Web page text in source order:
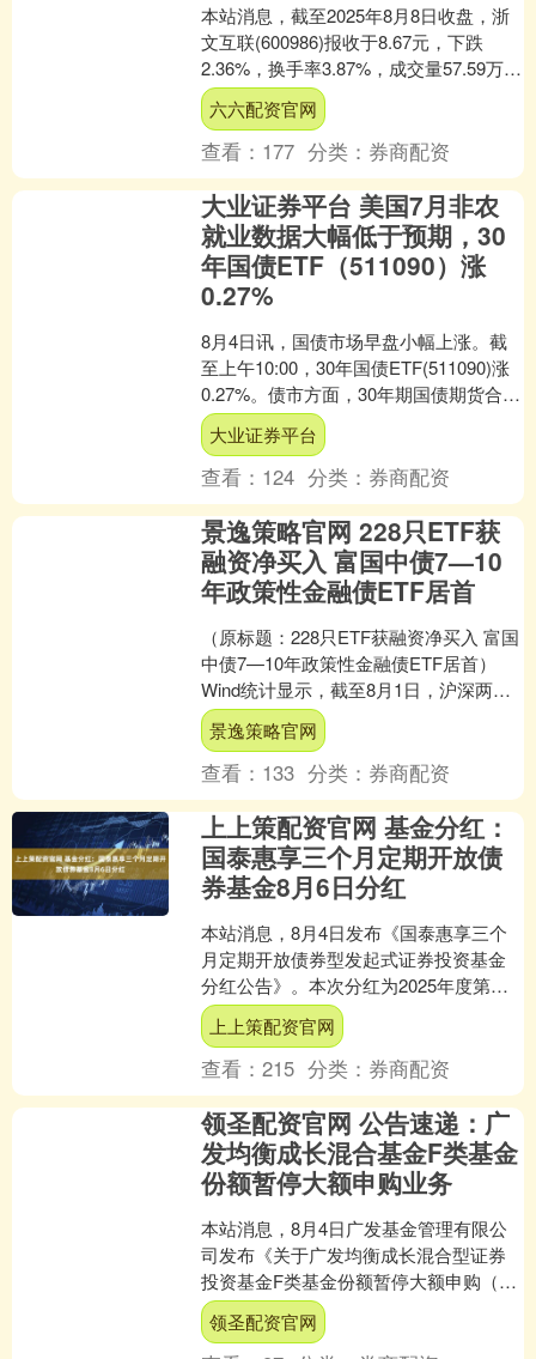
本站消息，截至2025年8月8日收盘，浙
文互联(600986)报收于8.67元，下跌
2.36%，换手率3.87%，成交量57.59万
手，成交额5.01亿元。 8....
六六配资官网
查看： 177 分类： 券商配资
大业证券平台 美国7月非农
就业数据大幅低于预期，30
年国债ETF（511090）涨
0.27%
8月4日讯，国债市场早盘小幅上涨。截
至上午10:00，30年国债ETF(511090)涨
0.27%。债市方面，30年期国债期货合约
(TL2509)最新价为119....
大业证券平台
查看： 124 分类： 券商配资
景逸策略官网 228只ETF获
融资净买入 富国中债7—10
年政策性金融债ETF居首
（原标题：228只ETF获融资净买入 富国
中债7—10年政策性金融债ETF居首）
Wind统计显示，截至8月1日，沪深两市
ETF两融余额为997.4亿元，较上一....
景逸策略官网
查看： 133 分类： 券商配资
上上策配资官网 基金分红：
国泰惠享三个月定期开放债
券基金8月6日分红
本站消息，8月4日发布《国泰惠享三个
月定期开放债券型发起式证券投资基金
分红公告》。本次分红为2025年度第二
次分红。。公告显示，本次分红的收益
分配基准日为7月7....
上上策配资官网
查看：215 分类： 券商配资
领圣配资官网 公告速递：广
发均衡成长混合基金F类基金
份额暂停大额申购业务
本站消息，8月4日广发基金管理有限公
司发布《关于广发均衡成长混合型证券
投资基金F类基金份额暂停大额申购（含
转换转入、定期定额和不定额投资）业
务的公告》。公告中提....
领圣配资官网